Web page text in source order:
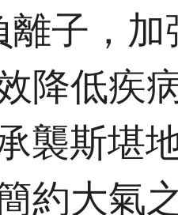
離子，
降低疾
襲斯堪
約大氣